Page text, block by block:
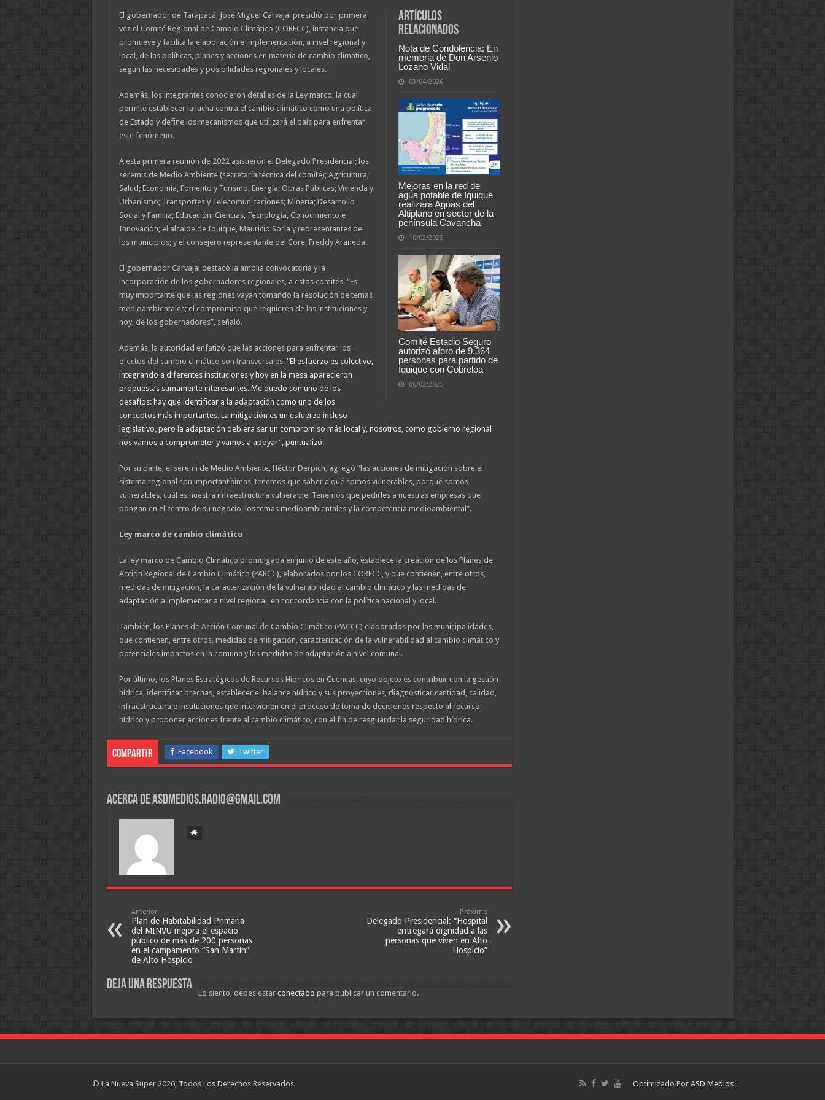
Artículos
relacionados
Nota de Condolencia: En
memoria de Don Arsenio
Lozano Vidal
03/04/2026
Mejoras en la red de
agua potable de Iquique
realizará Aguas del
Altiplano en sector de la
península Cavancha
10/02/2025
Comité Estadio Seguro
autorizó aforo de 9.364
personas para partido de
Iquique con Cobreloa
06/02/2025
El gobernador de Tarapacá, José Miguel Carvajal presidió por primera
vez el Comité Regional de Cambio Climático (CORECC), instancia que
promueve y facilita la elaboración e implementación, a nivel regional y
local, de las políticas, planes y acciones en materia de cambio climático,
según las necesidades y posibilidades regionales y locales.
Además, los integrantes conocieron detalles de la Ley marco, la cual
permite establecer la lucha contra el cambio climático como una política
de Estado y define los mecanismos que utilizará el país para enfrentar
este fenómeno.
A esta primera reunión de 2022 asistieron el Delegado Presidencial; los
seremis de Medio Ambiente (secretaría técnica del comité); Agricultura;
Salud; Economía, Fomento y Turismo; Energía; Obras Públicas; Vivienda y
Urbanismo; Transportes y Telecomunicaciones; Minería; Desarrollo
Social y Familia; Educación; Ciencias, Tecnología, Conocimiento e
Innovación; el alcalde de Iquique, Mauricio Soria y representantes de
los municipios; y el consejero representante del Core, Freddy Araneda.
El gobernador Carvajal destacó la amplia convocatoria y la
incorporación de los gobernadores regionales, a estos comités. “Es
muy importante que las regiones vayan tomando la resolución de temas
medioambientales; el compromiso que requieren de las instituciones y,
hoy, de los gobernadores”, señaló.
Además, la autoridad enfatizó que las acciones para enfrentar los
efectos del cambio climático son transversales. “El esfuerzo es colectivo,
integrando a diferentes instituciones y hoy en la mesa aparecieron
propuestas sumamente interesantes. Me quedo con uno de los
desafíos: hay que identificar a la adaptación como uno de los
conceptos más importantes. La mitigación es un esfuerzo incluso
legislativo, pero la adaptación debiera ser un compromiso más local y, nosotros, como gobierno regional
nos vamos a comprometer y vamos a apoyar”, puntualizó.
Por su parte, el seremi de Medio Ambiente, Héctor Derpich, agregó “las acciones de mitigación sobre el
sistema regional son importantísimas, tenemos que saber a qué somos vulnerables, porqué somos
vulnerables, cuál es nuestra infraestructura vulnerable. Tenemos que pedirles a nuestras empresas que
pongan en el centro de su negocio, los temas medioambientales y la competencia medioambiental”.
Ley marco de cambio climático
La ley marco de Cambio Climático promulgada en junio de este año, establece la creación de los Planes de
Acción Regional de Cambio Climático (PARCC), elaborados por los CORECC, y que contienen, entre otros,
medidas de mitigación, la caracterización de la vulnerabilidad al cambio climático y las medidas de
adaptación a implementar a nivel regional, en concordancia con la política nacional y local.
También, los Planes de Acción Comunal de Cambio Climático (PACCC) elaborados por las municipalidades,
que contienen, entre otros, medidas de mitigación, caracterización de la vulnerabilidad al cambio climático y
potenciales impactos en la comuna y las medidas de adaptación a nivel comunal.
Por último, los Planes Estratégicos de Recursos Hídricos en Cuencas, cuyo objeto es contribuir con la gestión
hídrica, identificar brechas, establecer el balance hídrico y sus proyecciones, diagnosticar cantidad, calidad,
infraestructura e instituciones que intervienen en el proceso de toma de decisiones respecto al recurso
hídrico y proponer acciones frente al cambio climático, con el fin de resguardar la seguridad hídrica.
Compartir Facebook Twitter
Acerca de asdmedios.radio@gmail.com
Anterior
Plan de Habitabilidad Primaria
del MINVU mejora el espacio
público de más de 200 personas
en el campamento “San Martín”
de Alto Hospicio
Próximo
Delegado Presidencial: “Hospital
entregará dignidad a las
personas que viven en Alto
Hospicio”
Deja una respuesta
Lo siento, debes estar conectado para publicar un comentario.
Optimizado Por ASD Medios
© La Nueva Super 2026, Todos Los Derechos Reservados